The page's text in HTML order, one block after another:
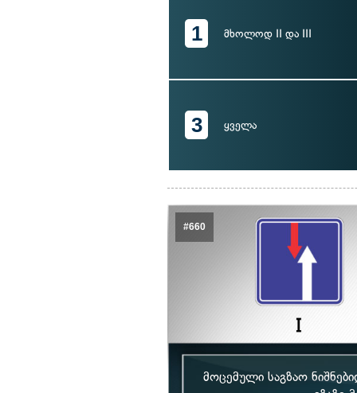
1 მხოლოდ II და III
3 ყველა
#660
მოცემული საგზაო